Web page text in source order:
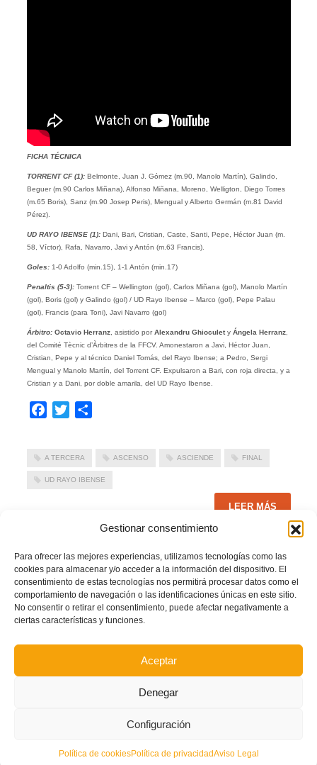
Gestionar consentimiento
Para ofrecer las mejores experiencias, utilizamos tecnologías como las
cookies para almacenar y/o acceder a la información del dispositivo. El
consentimiento de estas tecnologías nos permitirá procesar datos como el
comportamiento de navegación o las identificaciones únicas en este sitio.
No consentir o retirar el consentimiento, puede afectar negativamente a
ciertas características y funciones.
Aceptar
Denegar
Configuración
Política de cookiesPolítica de privacidadAviso Legal
FICHA TÉCNICA
TORRENT CF (1):Belmonte, Juan J. Gómez (m.90, Manolo Martín), Galindo,
Beguer (m.90 Carlos Miñana), Alfonso Miñana, Moreno, Welligton, Diego Torres
(m.65 Boris), Sanz (m.90 Josep Peris), Mengual y Alberto Germán (m.81 David
Pérez).
UD RAYO IBENSE (1):Dani, Bari, Cristian, Caste, Santi, Pepe, Héctor Juan (m.
58, Víctor), Rafa, Navarro, Javi y Antón (m.63 Francis).
Goles:1-0 Adolfo (min.15), 1-1 Antón (min.17)
Penaltis (5-3): Torrent CF – Wellington (gol), Carlos Miñana (gol), Manolo Martín
(gol), Boris (gol) y Galindo (gol) / UD Rayo Ibense – Marco (gol), Pepe Palau
(gol), Francis (para Toni), Javi Navarro (gol)
Árbitro: Octavio Herranz, asistido porAlexandru Ghioculety Ángela Herranz,
del Comité Tècnic d’Àrbitres de la FFCV. Amonestaron a Javi, Héctor Juan,
Cristian, Pepe y al técnico Daniel Tomás, del Rayo Ibense; a Pedro, Sergi
Mengual y Manolo Martín, del Torrent CF. Expulsaron a Bari, con roja directa, y a
Cristian y a Dani, por doble amarila, del UD Rayo Ibense.
Facebook
Twitter
A TERCERA ASCENSO ASCIENDE FINAL
UD RAYO IBENSE
LEER MÁS
Playoff Alberic 2020 – Final 1: CD Benicarló vs CD
PRENSA FFCV